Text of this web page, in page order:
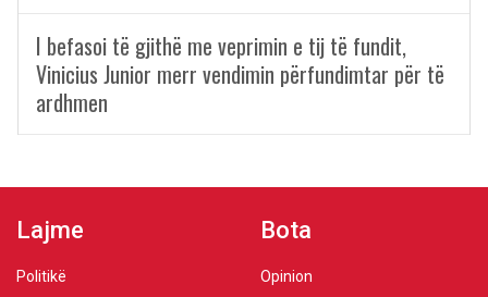
I befasoi të gjithë me veprimin e tij të fundit,
Vinicius Junior merr vendimin përfundimtar për të
ardhmen
Lajme
Politikë
Bota
Opinion